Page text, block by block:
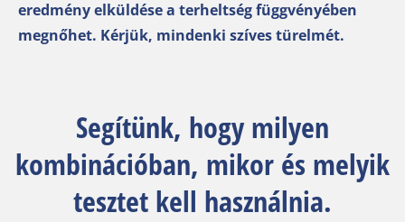
eredmény elküldése a terheltség függvényében
megnőhet. Kérjük, mindenki szíves türelmét.
Segítünk, hogy milyen
kombinációban, mikor és melyik
tesztet kell használnia.